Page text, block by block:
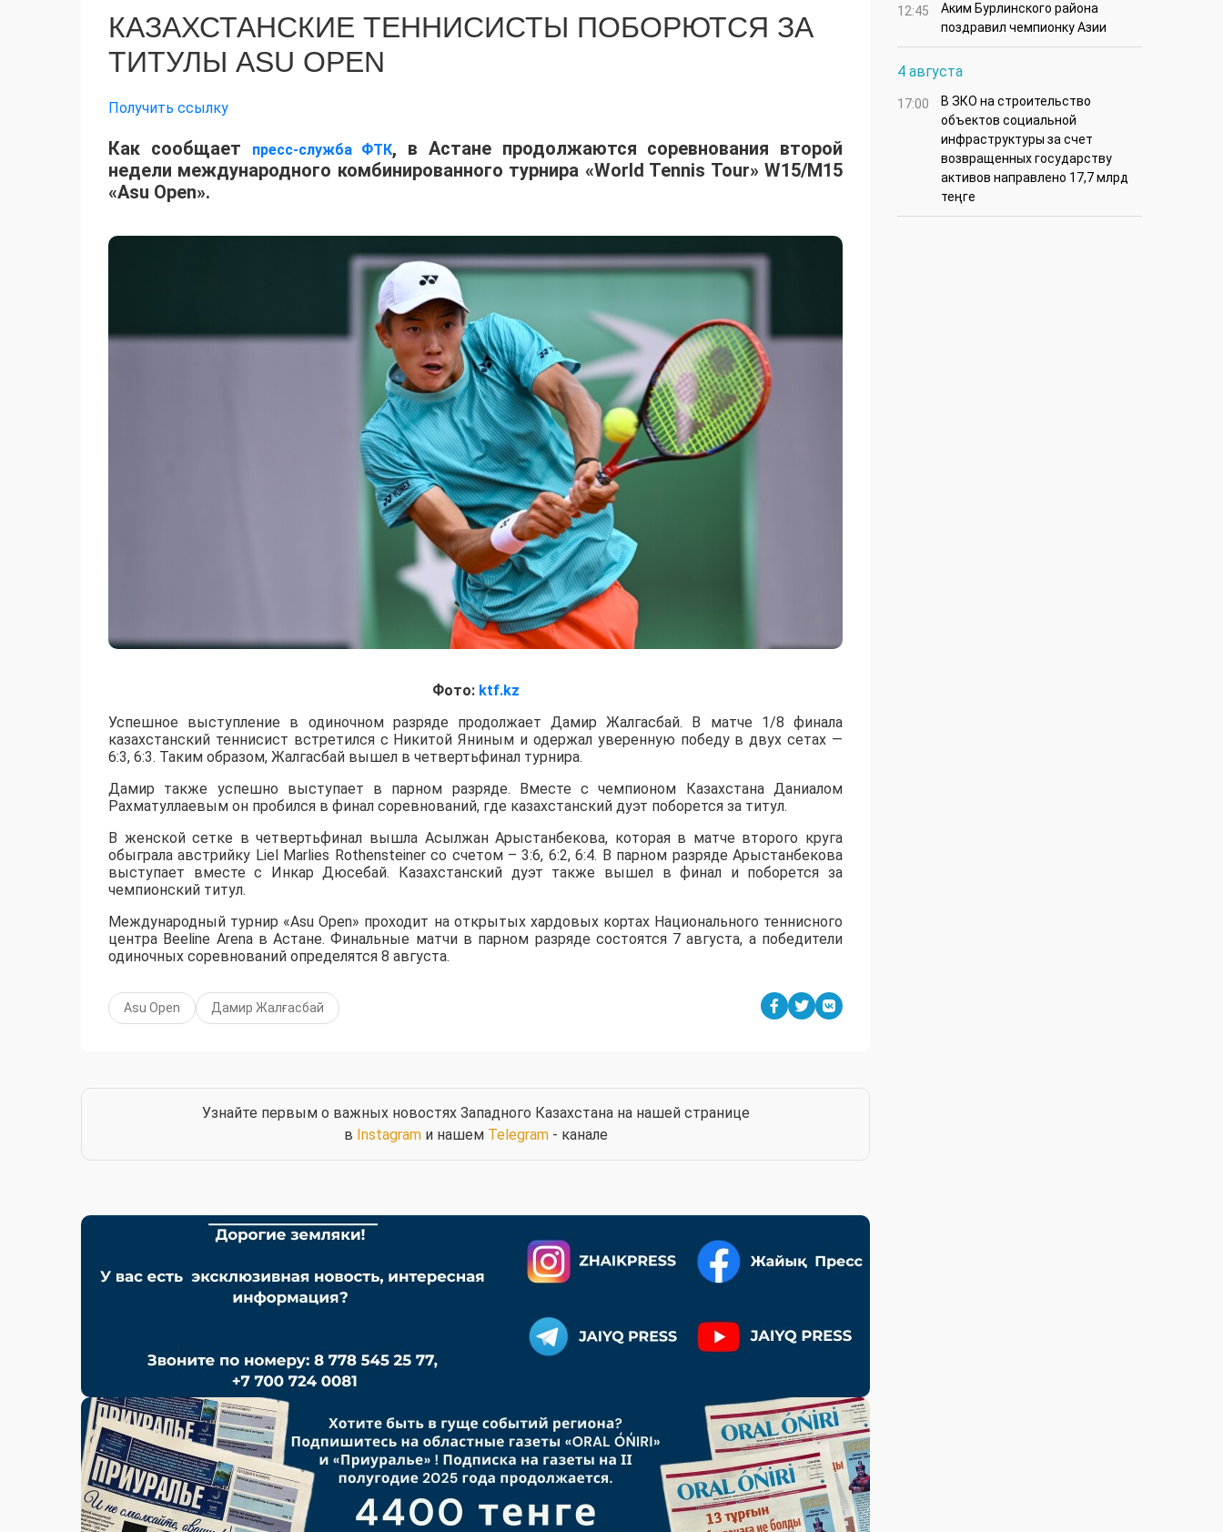
КАЗАХСТАНСКИЕ ТЕННИСИСТЫ ПОБОРЮТСЯ ЗА
ТИТУЛЫ ASU OPEN
Получить ссылку
Как сообщает пресс-служба ФТК, в Астане продолжаются соревнования второй
недели международного комбинированного турнира «World Tennis Tour» W15/M15
«Asu Open».
Фото: ktf.kz
Успешное выступление в одиночном разряде продолжает Дамир Жалгасбай. В матче 1/8 финала
казахстанский теннисист встретился с Никитой Яниным и одержал уверенную победу в двух сетах —
6:3, 6:3. Таким образом, Жалгасбай вышел в четвертьфинал турнира.
Дамир также успешно выступает в парном разряде. Вместе с чемпионом Казахстана Даниалом
Рахматуллаевым он пробился в финал соревнований, где казахстанский дуэт поборется за титул.
В женской сетке в четвертьфинал вышла Асылжан Арыстанбекова, которая в матче второго круга
обыграла австрийку Liel Marlies Rothensteiner со счетом – 3:6, 6:2, 6:4. В парном разряде Арыстанбекова
выступает вместе с Инкар Дюсебай. Казахстанский дуэт также вышел в финал и поборется за
чемпионский титул.
Международный турнир «Asu Open» проходит на открытых хардовых кортах Национального теннисного
центра Beeline Arena в Астане. Финальные матчи в парном разряде состоятся 7 августа, а победители
одиночных соревнований определятся 8 августа.
Asu Open Дамир Жалғасбай
Узнайте первым о важных новостях Западного Казахстана на нашей странице
в Instagramи нашем Telegram- канале
12:45
Аким Бурлинского района
поздравил чемпионку Азии
4 августа
17:00
В ЗКО на строительство
объектов социальной
инфраструктуры за счет
возвращенных государству
активов направлено 17,7 млрд
теңге